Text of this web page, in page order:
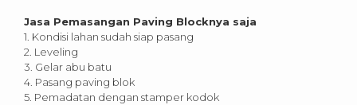
Jasa Pemasangan Paving Blocknya saja
1. Kondisi lahan sudah siap pasang
2. Leveling
3. Gelar abu batu
4. Pasang paving blok
5. Pemadatan dengan stamper kodok